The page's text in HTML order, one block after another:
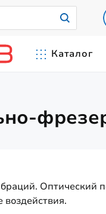
Каталог
от
КСС-
Оптический